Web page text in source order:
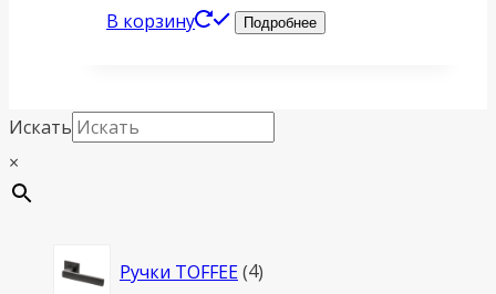
В корзину
Подробнее
Искать
×
Ручки TOFFEE 44